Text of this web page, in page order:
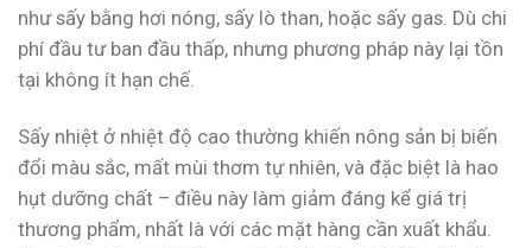
như sấy bằng hơi nóng, sấy lò than, hoặc sấy gas. Dù chi
phí đầu tư ban đầu thấp, nhưng phương pháp này lại tồn
tại không ít hạn chế.
Sấy nhiệt ở nhiệt độ cao thường khiến nông sản bị biến
đổi màu sắc, mất mùi thơm tự nhiên, và đặc biệt là hao
hụt dưỡng chất – điều này làm giảm đáng kể giá trị
thương phẩm, nhất là với các mặt hàng cần xuất khẩu.